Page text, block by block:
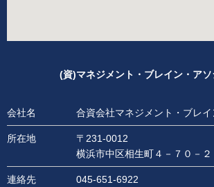
(資)マネジメント・ブレイン・アソ
会社名 合資会社マネジメント・ブレ
所在地
〒231-0012
横浜市中区相生町４－７０－
連絡先 045-651-6922